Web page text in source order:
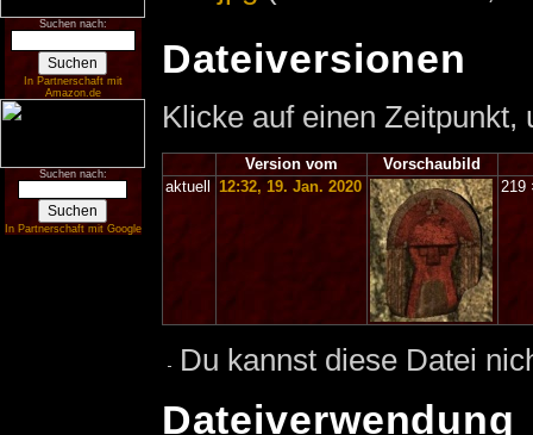
Suchen nach:
In Partnerschaft mit
Amazon.de
Suchen nach:
In Partnerschaft mit Google
Dateiversionen
Klicke auf einen
Version vom
Vorschaubild
aktuell
12:32, 19. Jan. 2020 219
Du kannst diese Datei
Dateiverwendung